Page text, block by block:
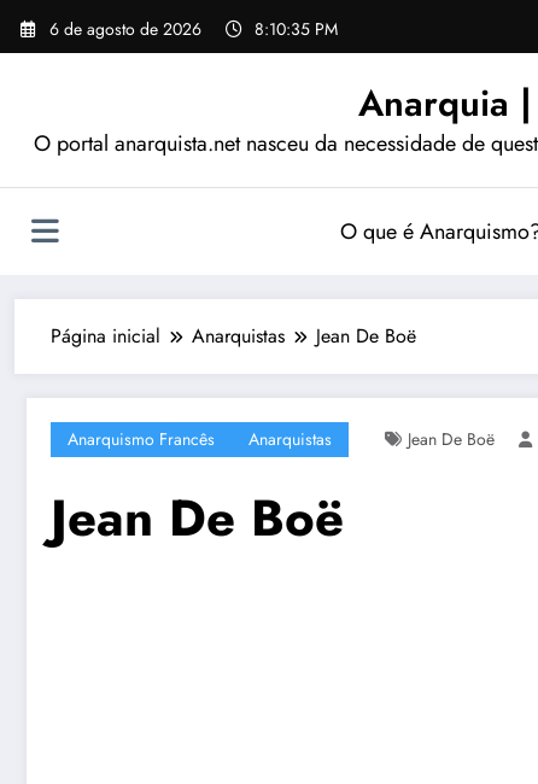
Pular
para
6 de agosto de 2026 8:10:35 PM
Anarquia
O portal anarquista.net nasceu da necessidade de
O que é
Página inicial Anarquistas Jean De Boë
Anarquismo Francês Anarquistas Jean De Boë
Jean De Boë